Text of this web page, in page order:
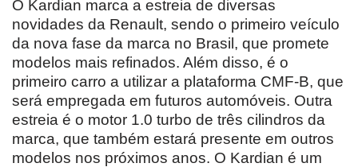
O Kardian marca a estreia de diversas
novidades da Renault, sendo o primeiro veículo
da nova fase da marca no Brasil, que promete
modelos mais refinados. Além disso, é o
primeiro carro a utilizar a plataforma CMF-B, que
será empregada em futuros automóveis. Outra
estreia é o motor 1.0 turbo de três cilindros da
marca, que também estará presente em outros
modelos nos próximos anos. O Kardian é um